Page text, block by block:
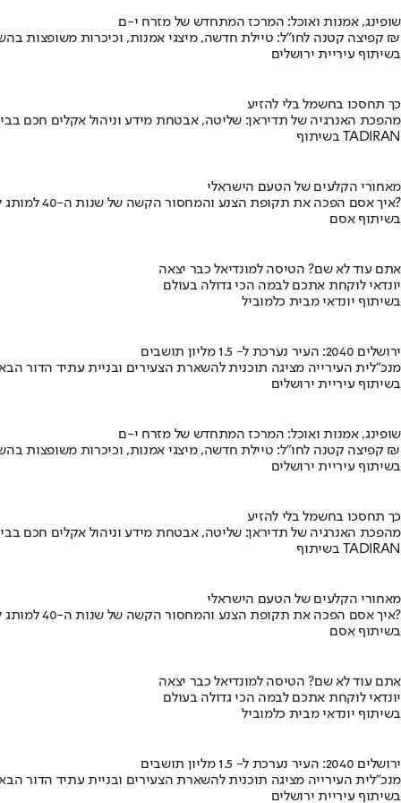
שופינג, אמנות ואוכל: המרכז המתחדש של מזרח י-ם
קפיצה קטנה לחו"ל: טיילת חדשה, מיצגי אמנות, וכיכרות משופצות בהשקעה של 100 מיליון ₪
בשיתוף עיריית ירושלים
כך תחסכו בחשמל בלי להזיע
מהפכת האנרגיה של תדיראן: שליטה, אבטחת מידע וניהול אקלים חכם
בשיתוף TADIRAN
מאחורי הקלעים של הטעם הישראלי
איך אסם הפכה את תקופת הצנע והמחסור הקשה של שנות ה-40 למותג לאומי?
בשיתוף אסם
אתם עוד לא שם? הטיסה למונדיאל כבר יצאה
יונדאי לוקחת אתכם לבמה הכי גדולה בעולם
בשיתוף יונדאי מבית כלמוביל
ירושלים 2040: העיר נערכת ל- 1.5 מליון תושבים
מנכ"לית העירייה מציגה תוכנית להשארת הצעירים ובניית עתיד הדור
בשיתוף עיריית ירושלים
שופינג, אמנות ואוכל: המרכז המתחדש של מזרח י-ם
קפיצה קטנה לחו"ל: טיילת חדשה, מיצגי אמנות, וכיכרות משופצות בהשקעה של 100 מיליון ₪
בשיתוף עיריית ירושלים
כך תחסכו בחשמל בלי להזיע
מהפכת האנרגיה של תדיראן: שליטה, אבטחת מידע וניהול אקלים חכם
בשיתוף TADIRAN
מאחורי הקלעים של הטעם הישראלי
איך אסם הפכה את תקופת הצנע והמחסור הקשה של שנות ה-40 למותג לאומי?
בשיתוף אסם
אתם עוד לא שם? הטיסה למונדיאל כבר יצאה
יונדאי לוקחת אתכם לבמה הכי גדולה בעולם
בשיתוף יונדאי מבית כלמוביל
ירושלים 2040: העיר נערכת ל- 1.5 מליון תושבים
מנכ"לית העירייה מציגה תוכנית להשארת הצעירים ובניית עתיד הדור
בשיתוף עיריית ירושלים